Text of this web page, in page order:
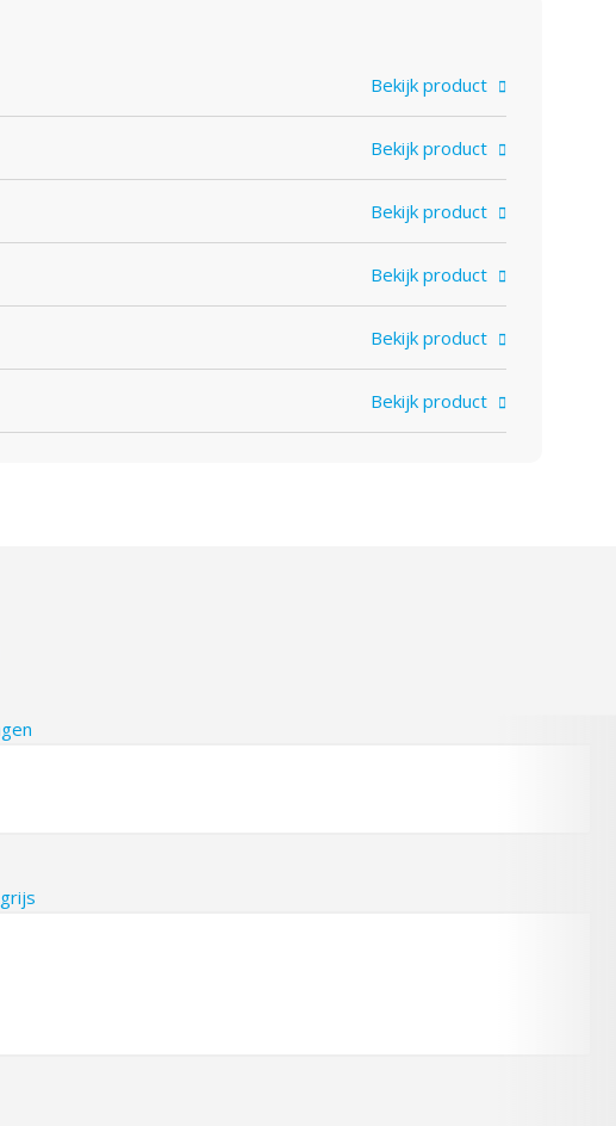
Bekijk product
Bekijk product
Bekijk product
Bekijk product
Bekijk product
Bekijk product